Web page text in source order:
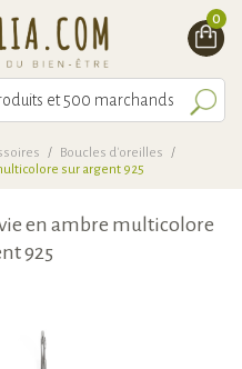
0
/ Boucles d'oreilles
/
sur argent 925
en ambre multicolore
925